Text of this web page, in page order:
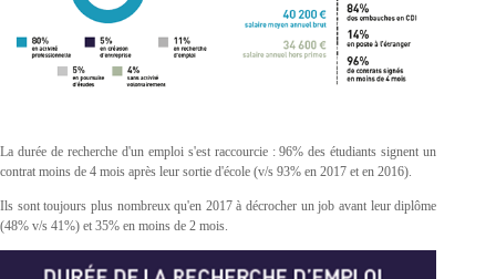
La durée de recherche d'un emploi s'est raccourcie : 96% des étudiants signent un
contrat moins de 4 mois après leur sortie d'école (v/s 93% en 2017 et en 2016).
Ils sont toujours plus nombreux qu'en 2017 à décrocher un job avant leur diplôme
(48% v/s 41%) et 35% en moins de 2 mois.